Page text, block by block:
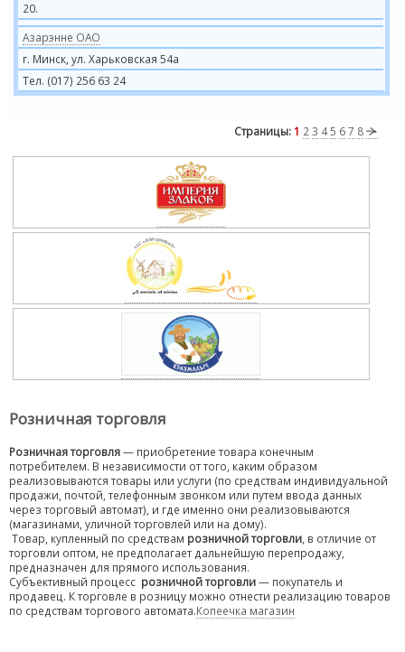
20.
Азарэнне ОАО
г. Минск, ул. Харьковская 54а
Тел. (017) 256 63 24
Страницы: 1 2 3 45 67 8
Розничная торговля
Розничная торговля— приобретение товара конечным
потребителем. В независимости от того, каким образом
реализовываются товары или услуги (по средствам индивидуальной
продажи, почтой, телефонным звонком или путем ввода данных
через торговый автомат), и где именно они реализовываются
(магазинами, уличной торговлей или на дому).
Товар, купленный по средствам розничной торговли , в отличие от
торговли оптом, не предполагает дальнейшую перепродажу,
предназначен для прямого использования.
Субъективный процесс розничной торговли— покупатель и
продавец. К торговле в розницу можно отнести реализацию товаров
по средствам торгового автомата.Копеечка магазин